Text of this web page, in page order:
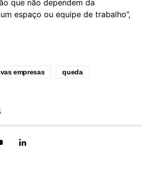
que não dependem da
espaço ou equipe de trabalho”,
empresas queda